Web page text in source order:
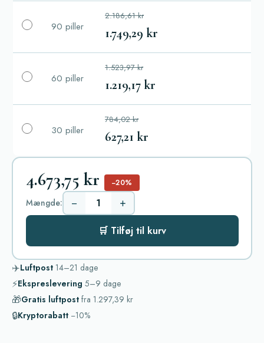
90 piller
2.186,61 kr
1.749,29 kr
60 piller
1.523,97 kr
1.219,17 kr
30 piller
784,02 kr
627,21 kr
4.673,75 kr −20%
Mængde: − +
🛒 Tilføj til kurv
✈️Luftpost 14–21 dage
⚡Ekspreslevering 5–9 dage
🎁Gratis luftpost fra 1.297,39 kr
🔒Kryptorabatt −10%